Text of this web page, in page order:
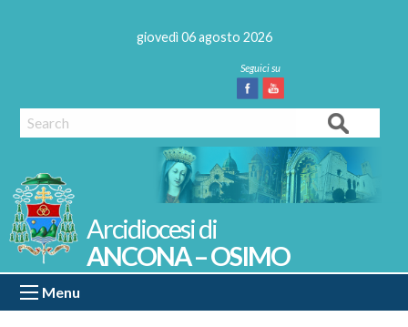
giovedì 06 agosto 2026
Facebook
Youtube
Search
ANCONA – OSIMO
Menu